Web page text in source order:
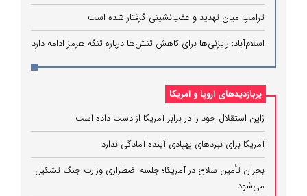
ترامپ میان تهدید و عقب‌نشینی گرفتار شده است
اسلام‌آباد: رایزنی‌ها برای کاهش تنش‌ها درباره تنگه هرمز ادامه دارد
پربازدیدهای اروپا و امریکا
ژاپن استقلال خود را در برابر آمریکا از دست داده است
آمریکا برای نبردهای پهپادی آینده آمادگی ندارد
بحران تأمین سلاح در آمریکا؛ جلسه اضطراری وزارت جنگ تشکیل
می‌شود